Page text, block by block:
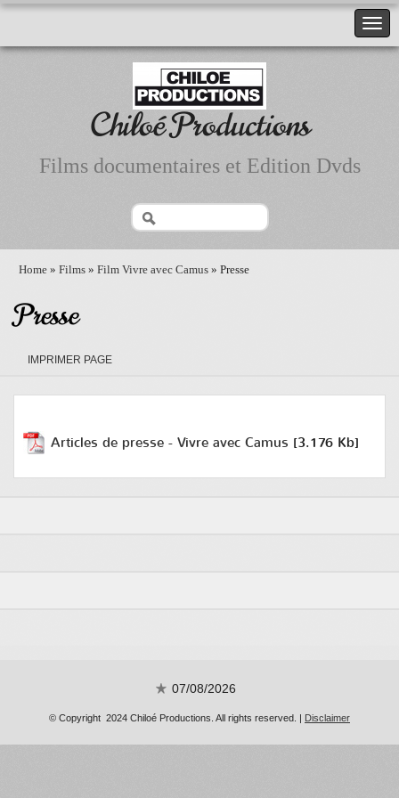
Chiloé Productions
Films documentaires et Edition Dvds
Home » Films » Film Vivre avec Camus » Presse
Presse
IMPRIMER PAGE
Articles de presse - Vivre avec Camus [3.176 Kb]
07/08/2026
© Copyright 2024 Chiloé Productions. All rights reserved. | Disclaimer